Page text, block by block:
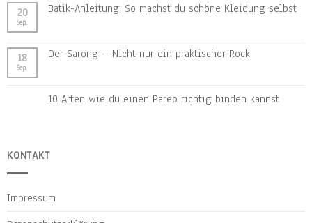
20
Sep.
Batik-Anleitung: So machst du schöne Kleidung selbst
18
Sep.
Der Sarong – Nicht nur ein praktischer Rock
10 Arten wie du einen Pareo richtig binden kannst
KONTAKT
Impressum